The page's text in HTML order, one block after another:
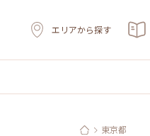
エリアから探す
東京都